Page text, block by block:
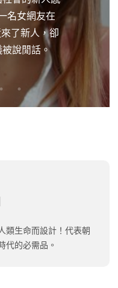
名女網友在
了新人，卻
被說閒話。
類生命而設計！代表朝
代的必需品。